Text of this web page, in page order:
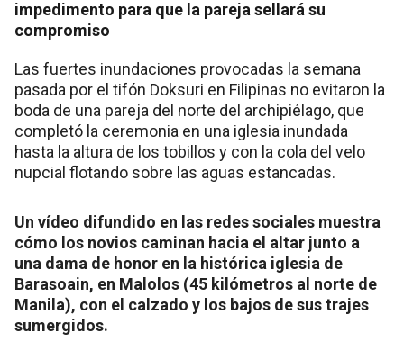
impedimento para que la pareja sellará su
compromiso
Las fuertes inundaciones provocadas la semana
pasada por el tifón Doksuri en Filipinas no evitaron la
boda de una pareja del norte del archipiélago, que
completó la ceremonia en una iglesia inundada
hasta la altura de los tobillos y con la cola del velo
nupcial flotando sobre las aguas estancadas.
Un vídeo difundido en las redes sociales muestra
cómo los novios caminan hacia el altar junto a
una dama de honor en la histórica iglesia de
Barasoain, en Malolos (45 kilómetros al norte de
Manila), con el calzado y los bajos de sus trajes
sumergidos.